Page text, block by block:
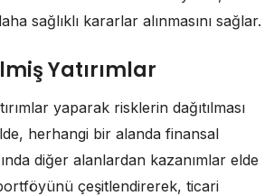
sağlıklı kararlar alınmasını sağlar.
Yatırımlar
yaparak risklerin dağıtılması
herhangi bir alanda finansal
diğer alanlardan kazanımlar elde
çeşitlendirerek, ticari